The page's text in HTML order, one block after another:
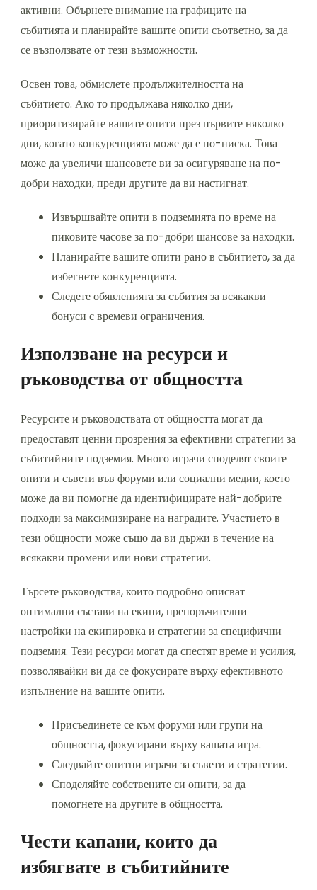
активни. Обърнете внимание на графиците на
събитията и планирайте вашите опити съответно, за да
се възползвате от тези възможности.
Освен това, обмислете продължителността на
събитието. Ако то продължава няколко дни,
приоритизирайте вашите опити през първите няколко
дни, когато конкуренцията може да е по-ниска. Това
може да увеличи шансовете ви за осигуряване на по-
добри находки, преди другите да ви настигнат.
Извършвайте опити в подземията по време на
пиковите часове за по-добри шансове за находки.
Планирайте вашите опити рано в събитието, за да
избегнете конкуренцията.
Следете обявленията за събития за всякакви
бонуси с времеви ограничения.
Използване на ресурси и
ръководства от общността
Ресурсите и ръководствата от общността могат да
предоставят ценни прозрения за ефективни стратегии за
събитийните подземия. Много играчи споделят своите
опити и съвети във форуми или социални медии, което
може да ви помогне да идентифицирате най-добрите
подходи за максимизиране на наградите. Участието в
тези общности може също да ви държи в течение на
всякакви промени или нови стратегии.
Търсете ръководства, които подробно описват
оптимални състави на екипи, препоръчителни
настройки на екипировка и стратегии за специфични
подземия. Тези ресурси могат да спестят време и усилия,
позволявайки ви да се фокусирате върху ефективното
изпълнение на вашите опити.
Присъединете се към форуми или групи на
общността, фокусирани върху вашата игра.
Следвайте опитни играчи за съвети и стратегии.
Споделяйте собствените си опити, за да
помогнете на другите в общността.
Чести капани, които да
избягвате в събитийните